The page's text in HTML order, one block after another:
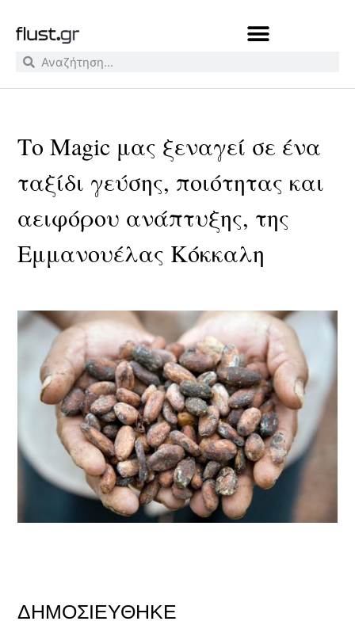
Το Magic μας ξεναγεί σε ένα
ταξίδι γεύσης, ποιότητας και
αειφόρου ανάπτυξης, της
Εμμανουέλας Κόκκαλη
ΔΗΜΟΣΙΕΎΘΗΚΕ